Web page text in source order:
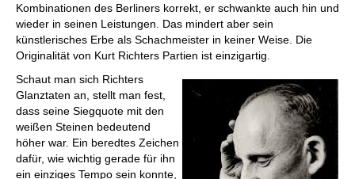
Kombinationen des Berliners korrekt, er schwankte auch hin und
wieder in seinen Leistungen. Das mindert aber sein
künstlerisches Erbe als Schachmeister in keiner Weise. Die
Originalität von Kurt Richters Partien ist einzigartig.
Schaut man sich Richters
Glanztaten an, stellt man fest,
dass seine Siegquote mit den
weißen Steinen bedeutend
höher war. Ein beredtes Zeichen
dafür, wie wichtig gerade für ihn
ein einziges Tempo sein konnte,